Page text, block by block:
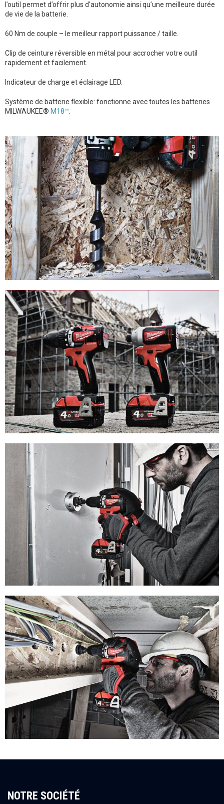
l’outil permet d’offrir plus d’autonomie ainsi qu’une meilleure durée
de vie de la batterie.
60 Nm de couple – le meilleur rapport puissance / taille.
Clip de ceinture réversible en métal pour accrocher votre outil
rapidement et facilement.
Indicateur de charge et éclairage LED.
Système de batterie flexible: fonctionne avec toutes les batteries
MILWAUKEE® M18™.
NOTRE SOCIÉTÉ